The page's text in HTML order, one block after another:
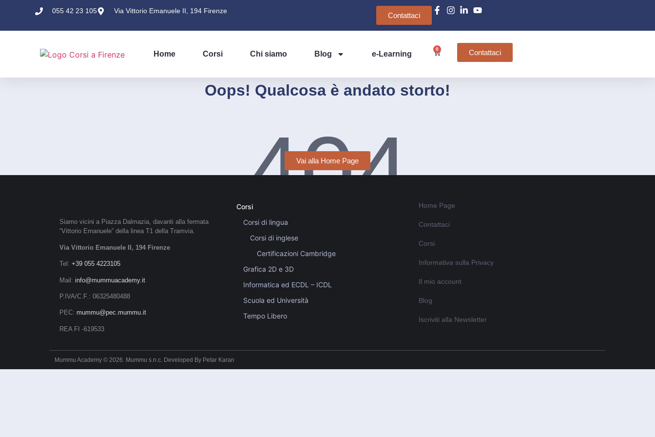
055 42 23 105 Via Vittorio Emanuele II, 194 Firenze
Contattaci
Home Corsi Chi siamo Blog e-Learning
0 Contattaci
Oops! Qualcosa è andato storto!
404
Vai alla Home Page
Siamo vicini a Piazza Dalmazia, davanti alla fermata
“Vittorio Emanuele” della linea T1 della Tramvia.
Via Vittorio Emanuele II, 194 Firenze
Tel: +39 055 4223105
Mail: info@mummuacademy.it
P.IVA/C.F.: 06325480488
PEC: mummu@pec.mummu.it
REA FI -619533
Corsi
Corsi di lingua
Corsi di inglese
Certificazioni Cambridge
Grafica 2D e 3D
Informatica ed ECDL – ICDL
Scuola ed Università
Tempo Libero
Home Page
Contattaci
Corsi
Informativa sulla Privacy
Il mio account
Blog
Iscriviti alla Newsletter
Mummu Academy © 2026. Mummu s.n.c. Developed By Petar Karan